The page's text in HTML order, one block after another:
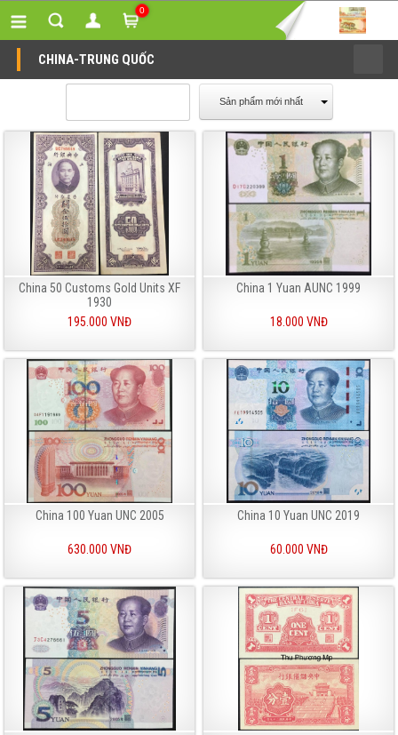
0
CHINA-TRUNG QUỐC
Sản phẩm mới nhất
China 50 Customs Gold Units XF
1930
195.000 VNĐ
China 1 Yuan AUNC 1999
18.000 VNĐ
China 100 Yuan UNC 2005
630.000 VNĐ
China 10 Yuan UNC 2019
60.000 VNĐ